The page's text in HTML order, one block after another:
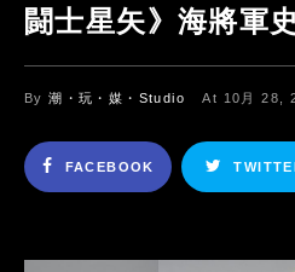
闘士星矢》海將軍
By潮・玩・媒・Studio At 10月 28,
FACEBOOK